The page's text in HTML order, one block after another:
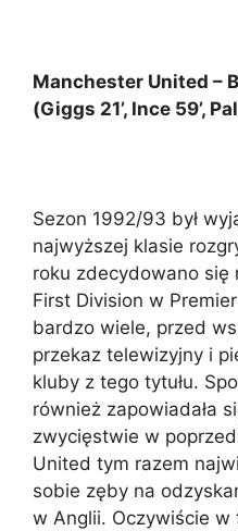
Manchester United –
(Giggs 21’, Ince 59’,
Sezon 1992/93 był
najwyższej klasie
roku zdecydowano się
First Division w
bardzo wiele, przed
przekaz telewizyjny i
kluby z tego tytułu.
również zapowiadała
zwycięstwie w
United tym razem
sobie zęby na
w Anglii. Oczywiście w